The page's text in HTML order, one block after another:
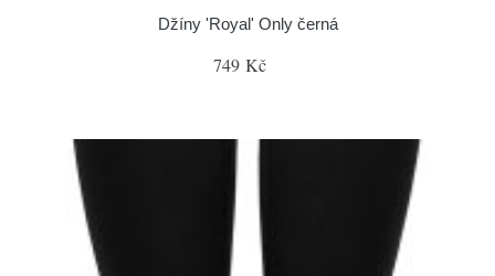
Džíny 'Royal' Only černá
749 Kč